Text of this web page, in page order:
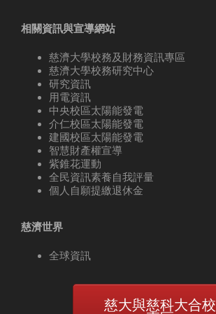
相關資訊與宣導網站
慈濟大學校務及財務資訊專區
慈濟大學校務研究中心
研究資訊
用電資訊
中央校區太陽能發電
介仁校區太陽能發電
建國校區太陽能發電
智慧財產權宣導
紫錐花運動
全民資訊素養自我評量
個人自願提繳退休金
慈濟世界
全球資訊
慈大與慈科大合校